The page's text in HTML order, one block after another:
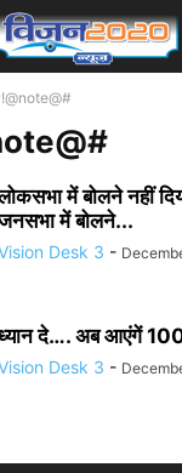
में बोलने नहीं
में बोलने...
Desk 3 -
दे…. अब आएंगें
Desk 3 -